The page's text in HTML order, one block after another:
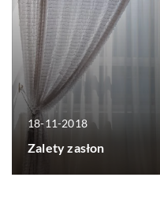
18-11-2018
Zalety zasłon